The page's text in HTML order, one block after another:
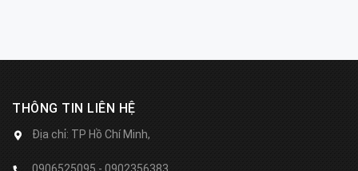
THÔNG TIN LIÊN HỆ
Địa chỉ: TP Hồ Chí Minh,